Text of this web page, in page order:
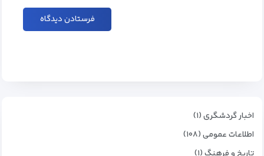
اخبار گردشگری (۱)
اطلاعات عمومی (۱۰۸)